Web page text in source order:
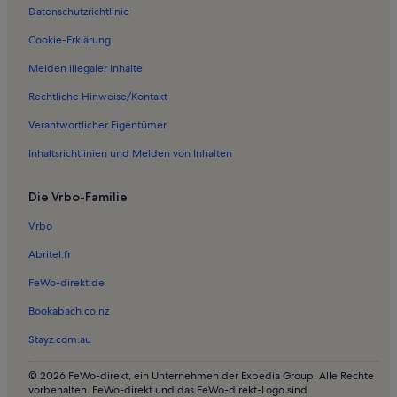
Ferienwohnungen in Cala de s’Aigua Dolça
Ferienwohnungen in Cala Ratjada
Ferienwohnungen in Canyamel Golf
Ferienwohnungen in Urbanización Mont Ferrutx
Ferienwohnungen in Costa dels Pins
Ferienwohnungen in sa Macada de sa Torre
Hotels in Cala Torta
Ferienwohnungen und Apartments in Cala Gat
Hotels in Cala Mitjana
Häuser in Son Serra de Marina
Villen in Son Serra de Marina
Ferienwohnungen und Apartments in Son Serra de Marina
Hotels in na Clara
Häuser in Sant Llorenç des Cardassar
Datenschutzrichtlinie
Cookie-Erklärung
Melden illegaler Inhalte
Rechtliche Hinweise/Kontakt
Verantwortlicher Eigentümer
Inhaltsrichtlinien und Melden von Inhalten
Die Vrbo-Familie
Vrbo
Abritel.fr
FeWo-direkt.de
Bookabach.co.nz
Stayz.com.au
© 2026 FeWo-direkt, ein Unternehmen der Expedia Group. Alle Rechte
vorbehalten. FeWo-direkt und das FeWo-direkt-Logo sind